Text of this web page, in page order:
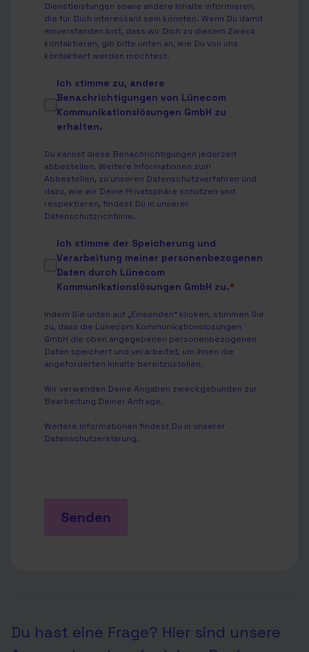
Dienstleistungen sowie andere Inhalte informieren,
die für Dich interessant sein könnten. Wenn Du damit
einverstanden bist, dass wir Dich zu diesem Zweck
kontaktieren, gib bitte unten an, wie Du von uns
kontaktiert werden möchtest.
Ich stimme zu, andere
Benachrichtigungen von Lünecom
Kommunikationslösungen GmbH zu
erhalten.
Du kannst diese Benachrichtigungen jederzeit
abbestellen. Weitere Informationen zum
Abbestellen, zu unseren Datenschutzverfahren und
dazu, wie wir Deine Privatsphäre schützen und
respektieren, findest Du in unserer
Datenschutzrichtlinie.
Ich stimme der Speicherung und
Verarbeitung meiner personenbezogenen
Daten durch Lünecom
Kommunikationslösungen GmbH zu.*
Indem Sie unten auf „Einsenden“ klicken, stimmen Sie
zu, dass die Lünecom Kommunikationslösungen
GmbH die oben angegebenen personenbezogenen
Daten speichert und verarbeitet, um Ihnen die
angeforderten Inhalte bereitzustellen.
Wir verwenden Deine Angaben zweckgebunden zur
Bearbeitung Deiner Anfrage.
Weitere Informationen findest Du in unserer
Datenschutzerklärung.
Senden
Du hast eine Frage? Hier sind unsere